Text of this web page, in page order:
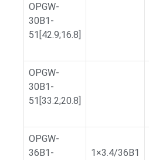
OPGW-
30B1-
51[42.9;16.8]
OPGW-
30B1-
51[33.2;20.8]
OPGW-
36B1-
1×3.4/36B1